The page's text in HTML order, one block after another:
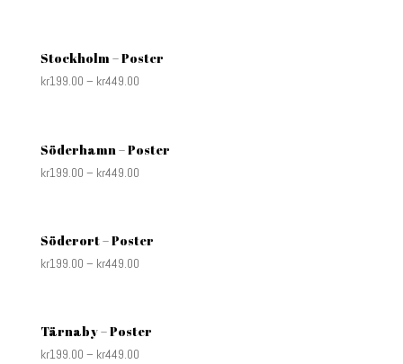
Stockholm – Poster
kr199.00 – kr449.00
Söderhamn – Poster
kr199.00 – kr449.00
Söderort – Poster
kr199.00 – kr449.00
Tärnaby – Poster
kr199.00 – kr449.00